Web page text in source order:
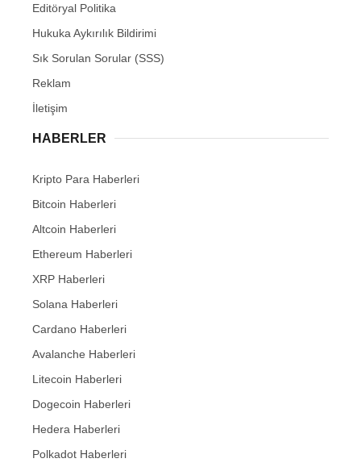
Editöryal Politika
Hukuka Aykırılık Bildirimi
Sık Sorulan Sorular (SSS)
Reklam
İletişim
HABERLER
Kripto Para Haberleri
Bitcoin Haberleri
Altcoin Haberleri
Ethereum Haberleri
XRP Haberleri
Solana Haberleri
Cardano Haberleri
Avalanche Haberleri
Litecoin Haberleri
Dogecoin Haberleri
Hedera Haberleri
Polkadot Haberleri